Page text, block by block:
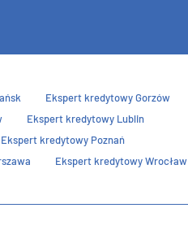
Ekspert kredytowy Gorzów
Ekspert kredytowy Lublin
Ekspert kredytowy Poznań
Ekspert kredytowy Wrocław